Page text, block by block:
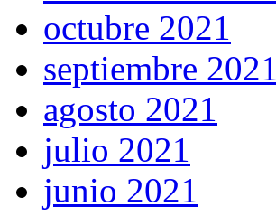
octubre 2021
septiembre 2021
agosto 2021
julio 2021
junio 2021